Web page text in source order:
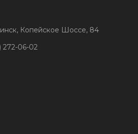
Копейское Шоссе, 84
272-06-02